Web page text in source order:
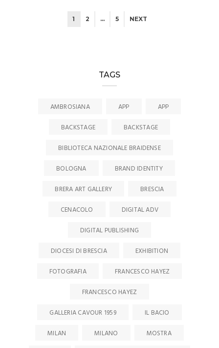
1 2 … 5 NEXT
TAGS
AMBROSIANA APP
APP
BACKSTAGE
BACKSTAGE
BIBLIOTECA NAZIONALE BRAIDENSE
BOLOGNA
BRAND IDENTITY
BRERA ART GALLERY
BRESCIA
CENACOLO
DIGITAL ADV
DIGITAL PUBLISHING
DIOCESI DI BRESCIA
EXHIBITION
FOTOGRAFIA
FRANCESCO HAYEZ
FRANCESCO HAYEZ
GALLERIA CAVOUR 1959
IL BACIO
MILAN
MILANO
MOSTRA